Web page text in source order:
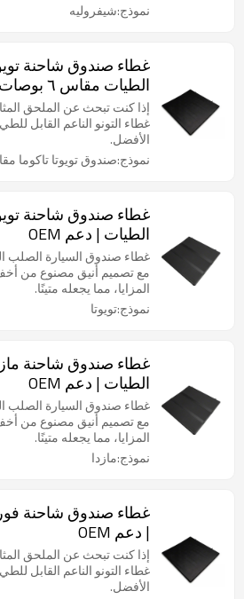
نموذج:شيفروليه
غطاء صندوق شاحنة
الطيات مقاس ٦ بوصات | دعم OEM
إذا كنت تبحث عن الملحق
غطاء التونو الناعم القابل
الأفضل.
نموذج:صندوق تويوتا تاكوما مقاس 6
غطاء صندوق شاحنة
الطيات | دعم OEM
غطاء صندوق السيارة الصلب
مع تصميم أنيق مصنوع من أخف
المزايا، مما يجعله متينًا.
نموذج:تويوتا
غطاء صندوق شاحنة
الطيات | دعم OEM
غطاء صندوق السيارة الصلب
مع تصميم أنيق مصنوع من أخف
المزايا، مما يجعله متينًا.
نموذج:مازدا
غطاء صندوق شاحنة
| دعم OEM
إذا كنت تبحث عن الملحق
غطاء التونو الناعم القابل
الأفضل.